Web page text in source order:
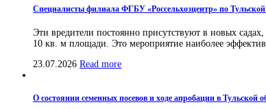
Специалисты филиала ФГБУ «Россельхозцентр» по
Эти вредители постоянно присутствуют в новых
10 кв. м площади. Это мероприятие наиболее
23.07.2026 Read more
О состоянии семенных посевов и ходе апробации в Тульской